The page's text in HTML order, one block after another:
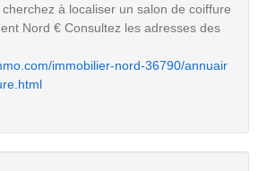
à localiser un salon de coiffure
Nord € Consultez les adresses des
immobilier-nord-36790/annuair